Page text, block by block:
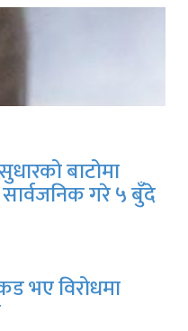
बाटोमा
गरे ५ बुँदे
भए विरोधमा